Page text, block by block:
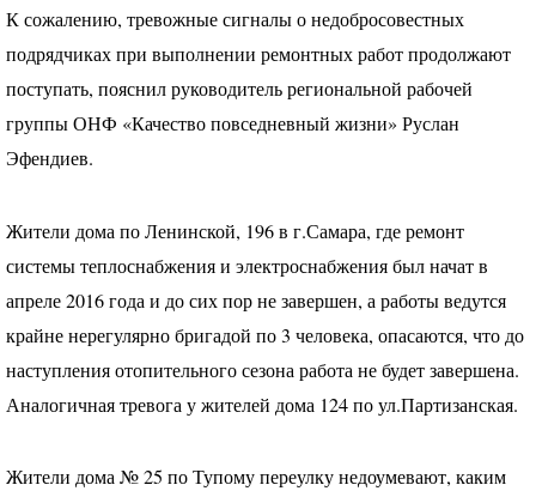
К сожалению, тревожные сигналы о недобросовестных
подрядчиках при выполнении ремонтных работ продолжают
поступать, пояснил руководитель региональной рабочей
группыОНФ «Качество повседневный жизни» Руслан
Эфендиев.
Жители дома по Ленинской, 196 в г.Самара, где ремонт
системы теплоснабжения и электроснабжения был начат в
апреле 2016 года и до сих пор не завершен, а работы ведутся
крайне нерегулярно бригадой по 3 человека, опасаются, что до
наступления отопительного сезона работа не будет завершена.
Аналогичная тревога у жителей дома 124 по ул.Партизанская.
Жители дома № 25 по Тупому переулку недоумевают, каким